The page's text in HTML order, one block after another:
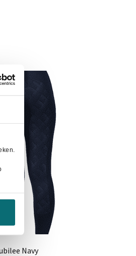
Navy